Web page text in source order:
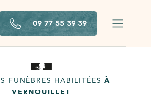
09 77 55 39 39
FUNÈBRES HABILITÉES À
VERNOUILLET